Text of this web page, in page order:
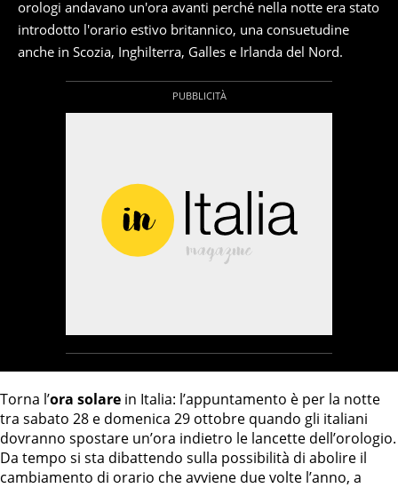
orologi andavano un'ora avanti perché nella notte era stato
introdotto l'orario estivo britannico, una consuetudine
anche in Scozia, Inghilterra, Galles e Irlanda del Nord.
Torna l’ora solare in Italia: l’appuntamento è per la notte
tra sabato 28 e domenica 29 ottobre quando gli italiani
dovranno spostare un’ora indietro le lancette dell’orologio.
Da tempo si sta dibattendo sulla possibilità di abolire il
cambiamento di orario che avviene due volte l’anno, a